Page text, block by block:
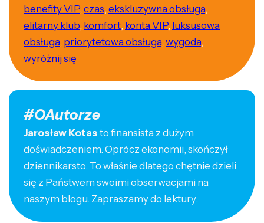
benefity VIP, czas, ekskluzywna obsługa,
elitarny klub, komfort, konta VIP, luksusowa
obsługa, priorytetowa obsługa, wygoda,
wyróżnij się
#OAutorze
Jarosław Kotas to finansista z dużym
doświadczeniem. Oprócz ekonomii, skończył
dziennikarsto. To właśnie dlatego chętnie dzieli
się z Państwem swoimi obserwacjami na
naszym blogu. Zapraszamy do lektury.